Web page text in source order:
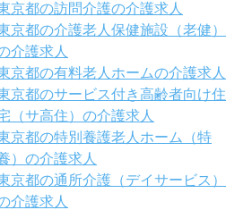
京都の訪問介護の介護求人
京都の介護老人保健施設（老健）
介護求人
京都の有料老人ホームの介護求人
京都のサービス付き高齢者向け住
（サ高住）の介護求人
京都の特別養護老人ホーム（特
）の介護求人
京都の通所介護（デイサービス）
介護求人